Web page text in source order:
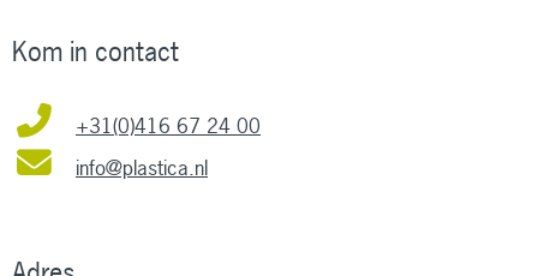
Kom in contact
+31(0)416 67 24 00
info@plastica.nl